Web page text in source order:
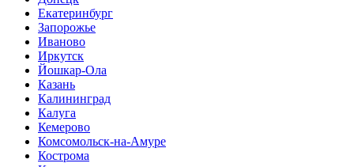
Екатеринбург
Запорожье
Иваново
Иркутск
Йошкар-Ола
Казань
Калининград
Калуга
Кемерово
Комсомольск-на-Амуре
Кострома